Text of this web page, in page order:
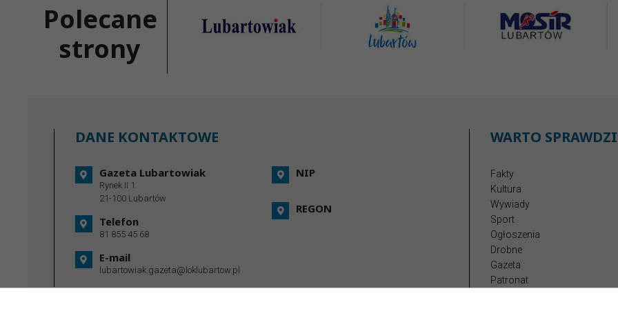
Polecane
strony
DANE KONTAKTOWE
Gazeta Lubartowiak
Rynek II 1
21-100 Lubartów
Telefon
81 855 45 68
E-mail
lubartowiak.gazeta@loklubartow.pl
NIP
REGON
WARTO
Fakty
Kultura
Wywiady
Sport
Ogłoszenia
Drobne
Gazeta
Patronat